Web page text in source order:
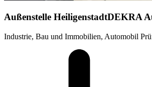
Außenstelle HeiligenstadtDEKRA
Industrie, Bau und Immobilien, Automobil